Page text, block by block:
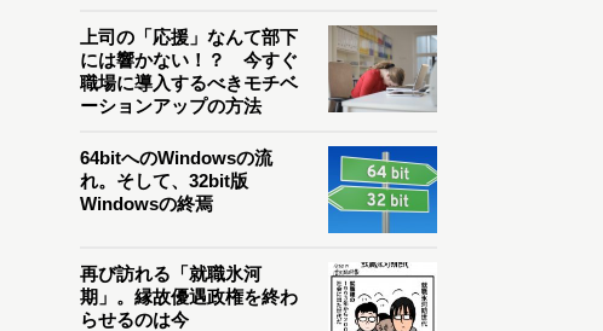
上司の「応援」なんて部下
には響かない！？ 今すぐ
職場に導入するべきモチベ
ーションアップの方法
64bitへのWindowsの流
れ。そして、32bit版
Windowsの終焉
再び訪れる「就職氷河
期」。縁故優遇政権を終わ
らせるのは今